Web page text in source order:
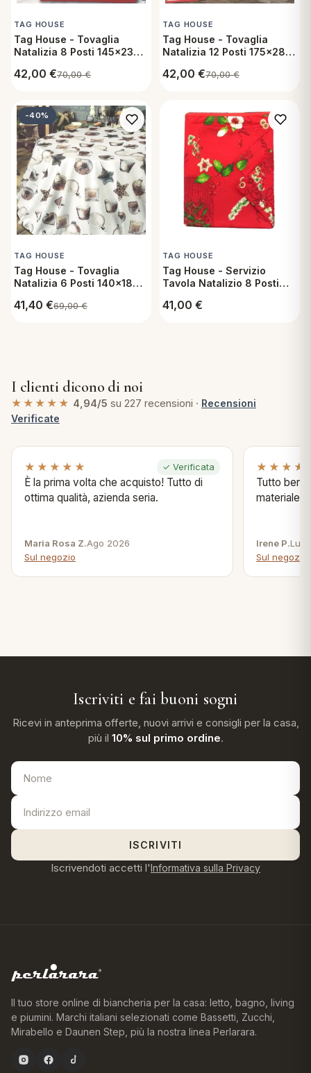
TAG HOUSE
Tag House - Tovaglia
Natalizia 8 Posti 145x230
Wood River
42,00 €70,00€
TAG HOUSE
Tag House - Tovaglia
Natalizia 12 Posti 175x285
Larix
42,00 €70,00€
-40%
TAG HOUSE
Tag House - Tovaglia
Natalizia 6 Posti 140x180
41,40 €69,00€
TAG HOUSE
Tag House - Servizio
Tavola Natalizio 8 Posti
e Tovaglioli in Cotone -
41,00 €
I clienti dicono di noi
★★★★★ 4,94/5 su 227 recensioni · Recensioni
Verificate
★★★★★ ✓ Verificata
È la prima volta che acquisto! Tutto di
ottima qualità, azienda seria.
Maria Rosa Z.Ago 2026
Sul negozio
Tutto bene
materiale .
Irene P.Lug
Sul negozio
Iscriviti e fai buoni sogni
Ricevi in anteprima offerte, nuovi arrivi e consigli per la casa,
più il 10% sul primo ordine.
ISCRIVITI
Iscrivendoti accetti l'Informativa sulla Privacy
Il tuo store online di biancheria per la casa: letto, bagno, living
e piumini. Marchi italiani selezionati come Bassetti, Zucchi,
Mirabello e Daunen Step, più la nostra linea Perlarara.